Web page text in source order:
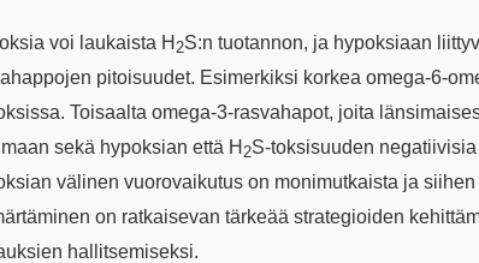
voi laukaista H 2S:n tuotannon, ja hypoksiaan
pitoisuudet. Esimerkiksi korkea omega-6-
Toisaalta omega-3-rasvahapot, joita
sekä hypoksian että H 2S-toksisuuden
välinen vuorovaikutus on monimutkaista ja
on ratkaisevan tärkeää strategioiden
hallitsemiseksi.